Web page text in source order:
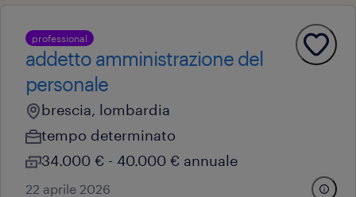
professional
addetto amministrazione del
personale
brescia, lombardia
tempo determinato
34.000 € - 40.000 € annuale
22 aprile 2026